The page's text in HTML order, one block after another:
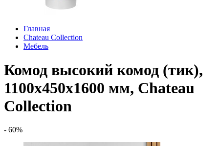
Главная
Chateau Collection
Мебель
Комод высокий комод (тик),
1100х450х1600 мм, Chateau
Collection
- 60%